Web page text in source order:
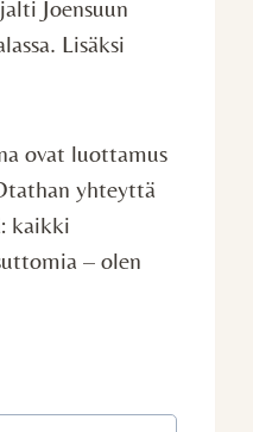
Joensuun
Lisäksi
ovat luottamus
yhteyttä
kaikki
– olen